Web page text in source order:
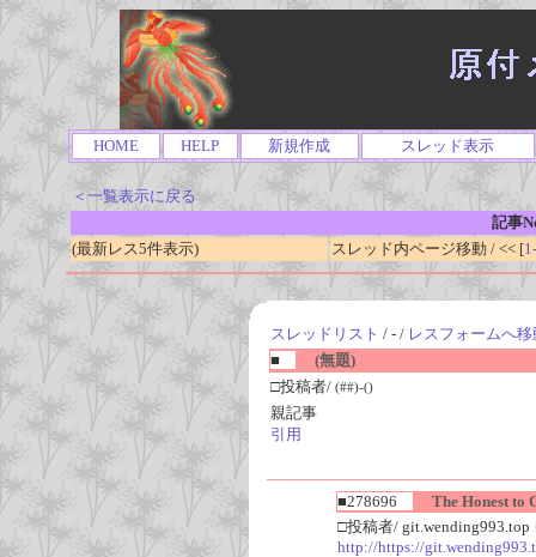
HOME HELP 新規作成 スレッド表示
＜一覧表示に戻る
記事
(最新レス5件表示)
スレッド内ページ移動 / << [
スレッドリスト / - / レスフォームへ移
■
(無題)
□投稿者/ (##)-()
親記事
引用
■278696
The Honest to
□投稿者/ git.wending993.top
http://https://